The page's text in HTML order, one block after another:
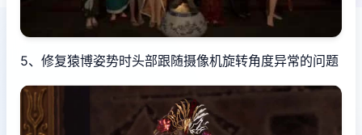
5、修复猿博姿势时头部跟随摄像机旋转角度异常的问题